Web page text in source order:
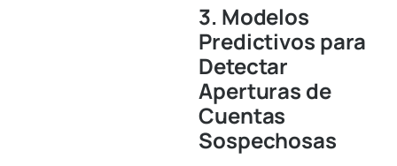
3. Modelos
Predictivos para
Detectar
Aperturas de
Cuentas
Sospechosas